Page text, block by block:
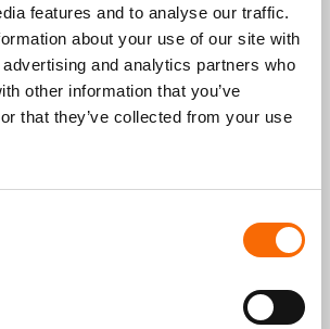
features and to analyse our traffic.
about your use of our site with
and analytics partners who
other information that you’ve
that they’ve collected from your use